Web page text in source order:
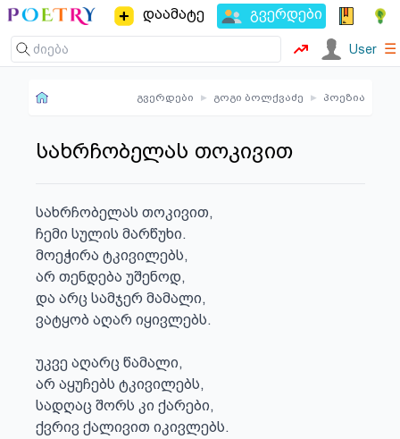
დაამატე გვერდები
User ☰
გვერდები ▸ გოგი ბოლქვაძე ▸ პოეზია
სახრჩობელას თოკივით
სახრჩობელას თოკივით,
ჩემი სულის მარწუხი.
მოეჭირა ტკივილებს,
არ თენდება უშენოდ,
და არც სამჯერ მამალი,
ვატყობ აღარ იყივლებს.
უკვე აღარც წამალი,
არ აყუჩებს ტკივილებს,
სადღაც შორს კი ქარები,
ქვრივ ქალივით იკივლებს.